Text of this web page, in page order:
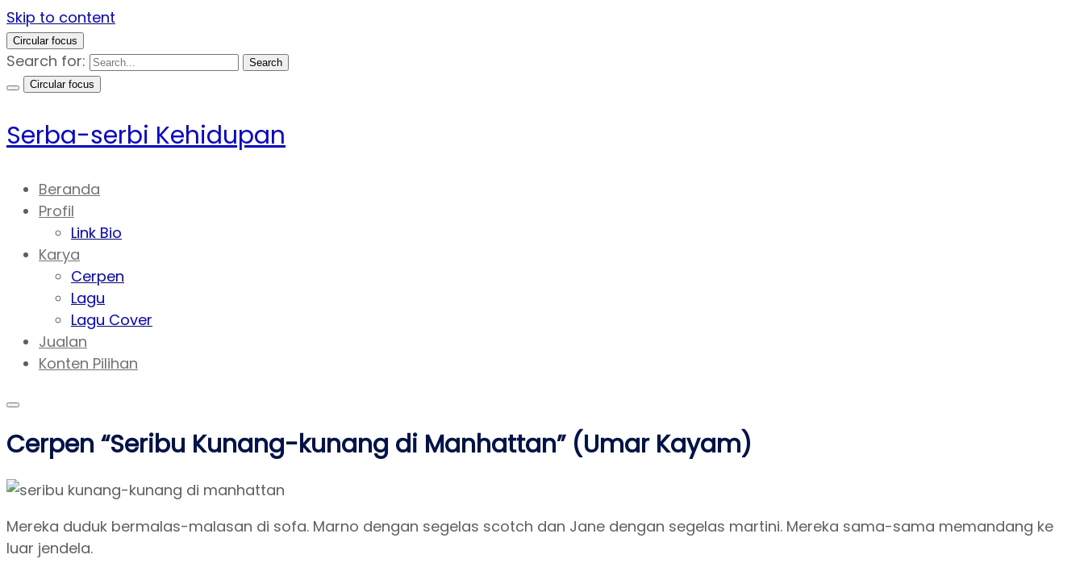
Skip to content
Circular focus
Search for:
Search
Circular focus
Serba-serbi Kehidupan
Beranda
Profil
Link Bio
Karya
Cerpen
Lagu
Lagu Cover
Jualan
Konten Pilihan
Cerpen “Seribu Kunang-kunang di Manhattan” (Umar Kayam)
Mereka duduk bermalas-malasan di sofa. Marno dengan segelas scotch dan Jane dengan segelas martini. Mereka sama-sama memandang ke
luar jendela.